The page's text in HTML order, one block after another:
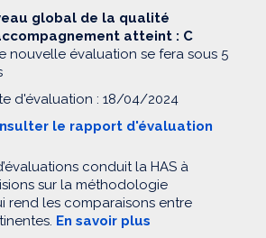
global de la qualité
atteint : C
nouvelle évaluation se fera sous 5
d'évaluation : 18/04/2024
le rapport d'évaluation
conduit la HAS à
sur la méthodologie
rend les comparaisons entre
En savoir plus